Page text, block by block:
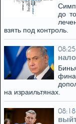
до
взять под контроль.
08:25
на израильтянах.
08:18